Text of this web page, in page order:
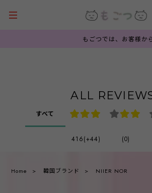
もごつでは、お客様から
ALL
すべて
416(+44) (0)
Home 韓国ブランド NIIER NOR